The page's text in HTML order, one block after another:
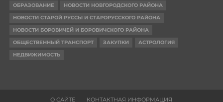
ОБРАЗОВАНИЕ
НОВОСТИ НОВГОРОДСКОГО РАЙОНА
НОВОСТИ СТАРОЙ РУССЫ И СТАРОРУССКОГО РАЙОНА
НОВОСТИ БОРОВИЧЕЙ И БОРОВИЧСКОГО РАЙОНА
ОБЩЕСТВЕННЫЙ ТРАНСПОРТ
ЗАКУПКИ
АСТРОЛОГИЯ
НЕДВИЖИМОСТЬ
О САЙТЕ КОНТАКТНАЯ ИНФОРМАЦИЯ